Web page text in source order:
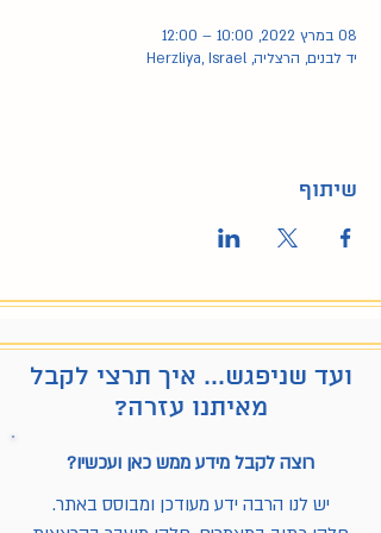
08 במרץ 2022, 10:00 – 12:00
יד לבנים, הרצליה, Herzliya, Israel
שיתוף
ועד שניפגש... איך תרצי לקבל
מאיתנו עזרה?
רוצה לקבל מידע ממש כאן ועכשיו?
יש לנו הרבה ידע מעודכן ומבוסס באתר.